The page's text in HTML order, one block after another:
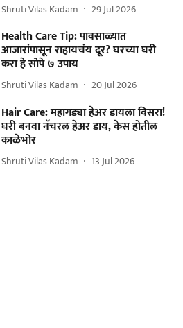
Shruti Vilas Kadam 29 Jul 2026
Health Care Tip: पावसाळ्यात
आजारांपासून राहायचंय दूर? घरच्या घरी
करा हे सोपे ७ उपाय
Shruti Vilas Kadam 20 Jul 2026
Hair Care: महागड्या हेअर डायला विसरा!
घरी बनवा नॅचरल हेअर डाय, केस होतील
काळेभोर
Shruti Vilas Kadam 13 Jul 2026